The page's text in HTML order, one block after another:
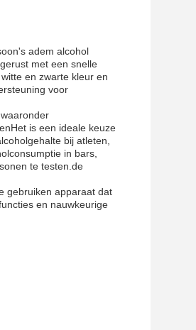
adem alcohol
met een snelle
en zwarte kleur en
voor
is een ideale keuze
bij atleten,
in bars,
te testen.de
gebruiken apparaat dat
en nauwkeurige